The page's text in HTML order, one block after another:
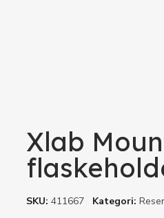
Xlab
SKU 411667 Kategori